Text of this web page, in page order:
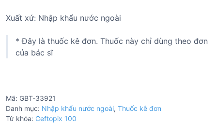
Xuất xứ: Nhập khẩu nước ngoài
* Đây là thuốc kê đơn. Thuốc này chỉ dùng theo đơn
của bác sĩ
Mã: GBT-33921
Danh mục: Nhập khẩu nước ngoài, Thuốc kê đơn
Từ khóa: Ceftopix 100